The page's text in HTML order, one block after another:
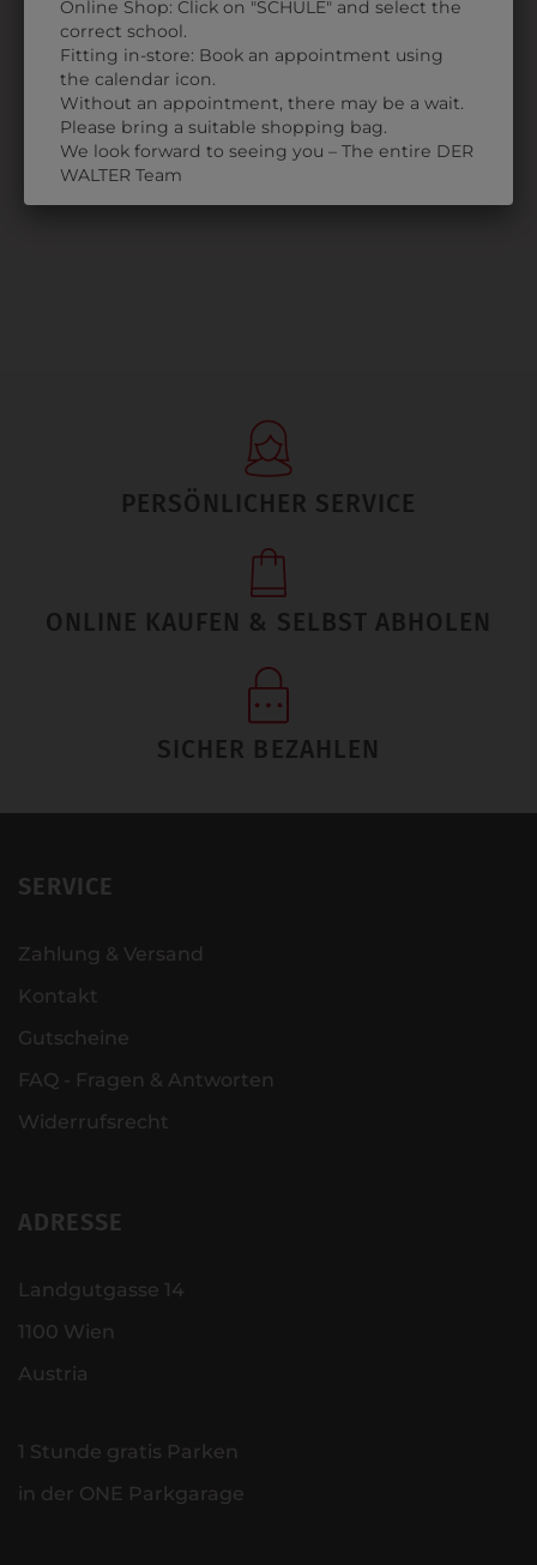
33H142EV
SICHERHEITSSCHUH
FIJI S3L
€ 139,90
PERSÖNLICHER SERVICE
ONLINE KAUFEN & SELBST ABHOLEN
SICHER BEZAHLEN
SERVICE
Zahlung & Versand
Kontakt
Gutscheine
FAQ - Fragen & Antworten
Widerrufsrecht
ADRESSE
Landgutgasse 14
1100 Wien
Austria
1 Stunde gratis Parken
in der ONE Parkgarage
Online Shop: Click on "SCHULE" and select the
correct school.
Fitting in-store: Book an appointment using
the calendar icon.
Without an appointment, there may be a wait.
Please bring a suitable shopping bag.
We look forward to seeing you – The entire DER
WALTER Team